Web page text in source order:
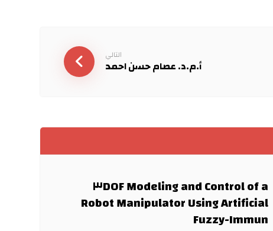
التالي
أ.م.د. عصام حسن احمد
Modeling and Control of a ٣DOF
Robot Manipulator Using Artificial
Fuzzy-Immun